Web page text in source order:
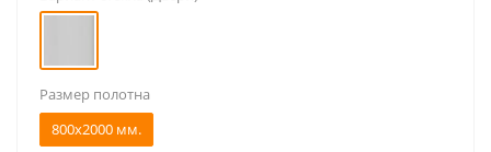
Размер полотна
800x2000 мм.